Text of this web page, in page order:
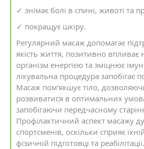
✓ знімає болі в спині, животі та
✓ покращує шкіру.
Регулярний масаж допомагає
якість життя, позитивно впливає
організм енергією та зміцнює
лікувальна процедура запобігає
Масаж пом'якшує тіло,
розвиватися в оптимальних
запобігаючи передчасному
Профілактичний аспект масажу
спортсменів, оскільки сприяє
фізичній підготовці та реабілітації.